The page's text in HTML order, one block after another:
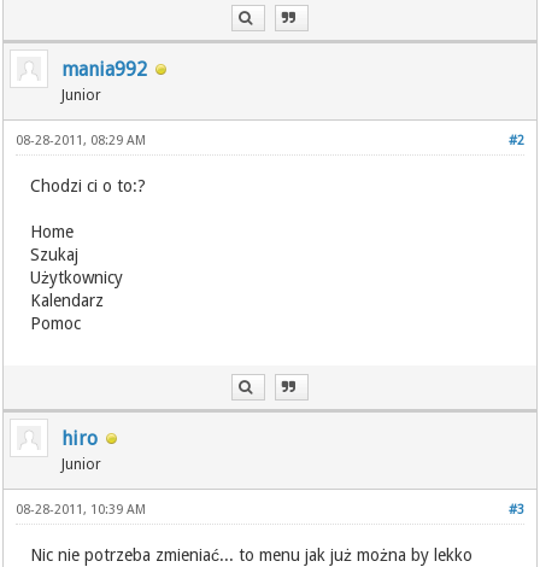
mania992
Junior
#2
08-28-2011, 08:29 AM
Chodzi ci o to:?
Home
Szukaj
Użytkownicy
Kalendarz
Pomoc
hiro
Junior
#3
08-28-2011, 10:39 AM
Nic nie potrzeba zmieniać... to menu jak już można by lekko